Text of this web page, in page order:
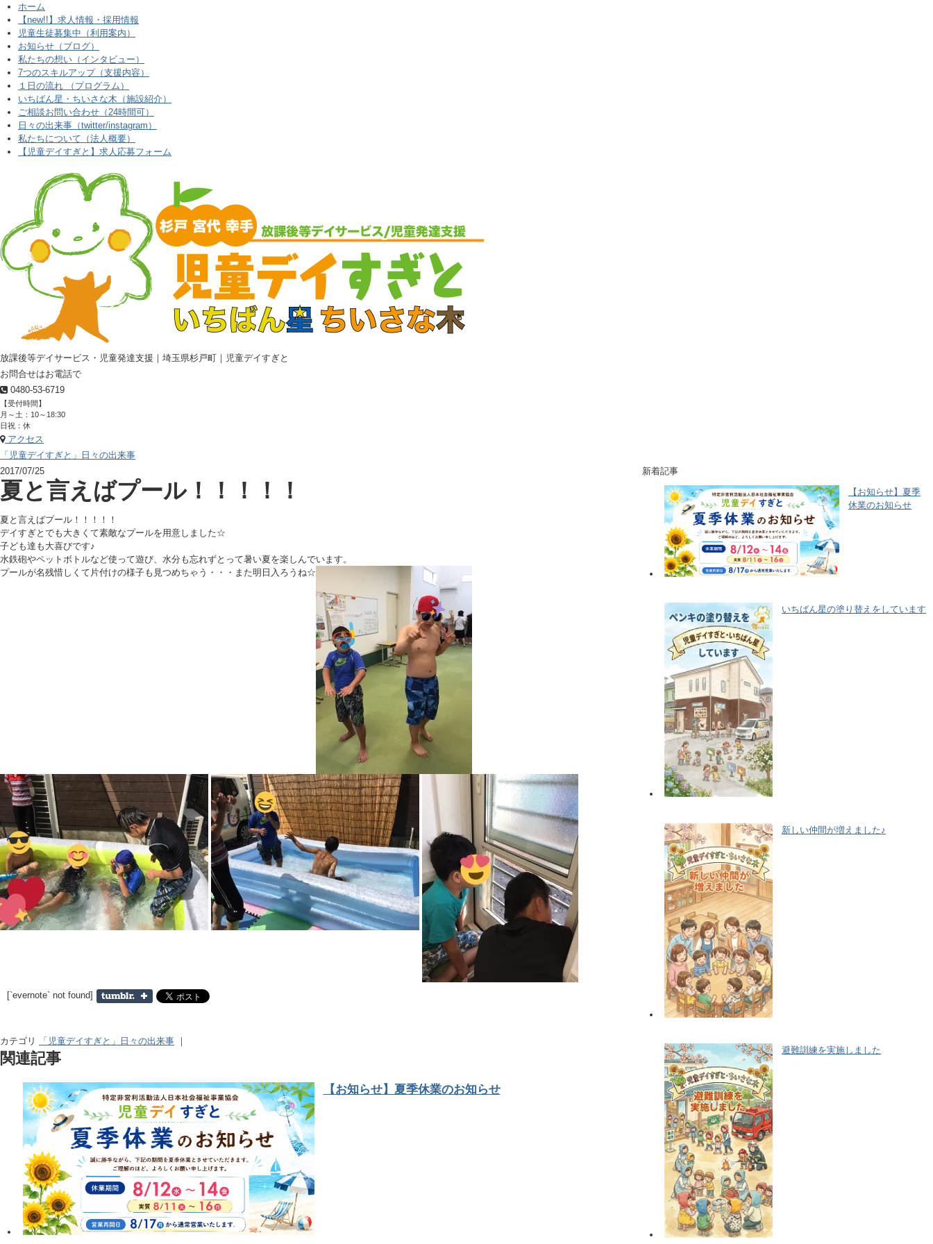
ホーム
【new!!】求人情報・採用情報
児童生徒募集中（利用案内）
お知らせ（ブログ）
私たちの想い（インタビュー）
7つのスキルアップ（支援内容）
１日の流れ （プログラム）
いちばん星・ちいさな木（施設紹介）
ご相談お問い合わせ（24時間可）
日々の出来事（twitter/instagram）
私たちについて（法人概要）
【児童デイすぎと】求人応募フォーム
放課後等デイサービス・児童発達支援｜埼玉県杉戸町｜児童デイすぎと
お問合せはお電話で
0480-53-6719
【受付時間】
月～土：10～18:30
日祝：休
アクセス
「児童デイすぎと」日々の出来事
2017/07/25
夏と言えばプール！！！！！
夏と言えばプール！！！！！
デイすぎとでも大きくて素敵なプールを用意しました☆
子ども達も大喜びです♪
水鉄砲やペットボトルなど使って遊び、水分も忘れずとって暑い夏を楽しんでいます。
プールが名残惜しくて片付けの様子も見つめちゃう・・・また明日入ろうね☆
[`evernote` not found]
カテゴリ 「児童デイすぎと」日々の出来事 ｜
関連記事
【お知らせ】夏季休業のお知らせ
新着記事
【お知らせ】夏季
休業のお知らせ
いちばん星の塗り替えをしています
新しい仲間が増えました♪
避難訓練を実施しました